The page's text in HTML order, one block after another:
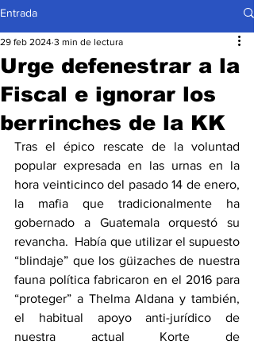
Entrada
Urge defenestrar a la
Fiscal e ignorar los
berrinches de la KK
29 feb 2024 3 min de lectura
Tras el épico rescate de la voluntad
popular expresada en las urnas en la
hora veinticinco del pasado 14 de enero,
la mafia que tradicionalmente ha
gobernado a Guatemala orquestó su
revancha.  Había que utilizar el supuesto
“blindaje” que los güizaches de nuestra
fauna política fabricaron en el 2016 para
“proteger” a Thelma Aldana y también,
el habitual apoyo anti-jurídico de
nuestra actual Korte de